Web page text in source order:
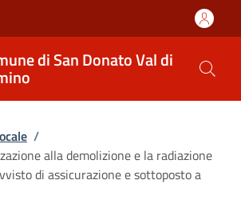
di San Donato Val di
/
alla demolizione e la radiazione
di assicurazione e sottoposto a